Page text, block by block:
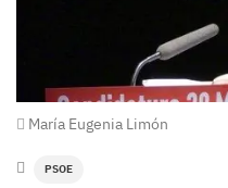
María Eugenia Limón
PSOE